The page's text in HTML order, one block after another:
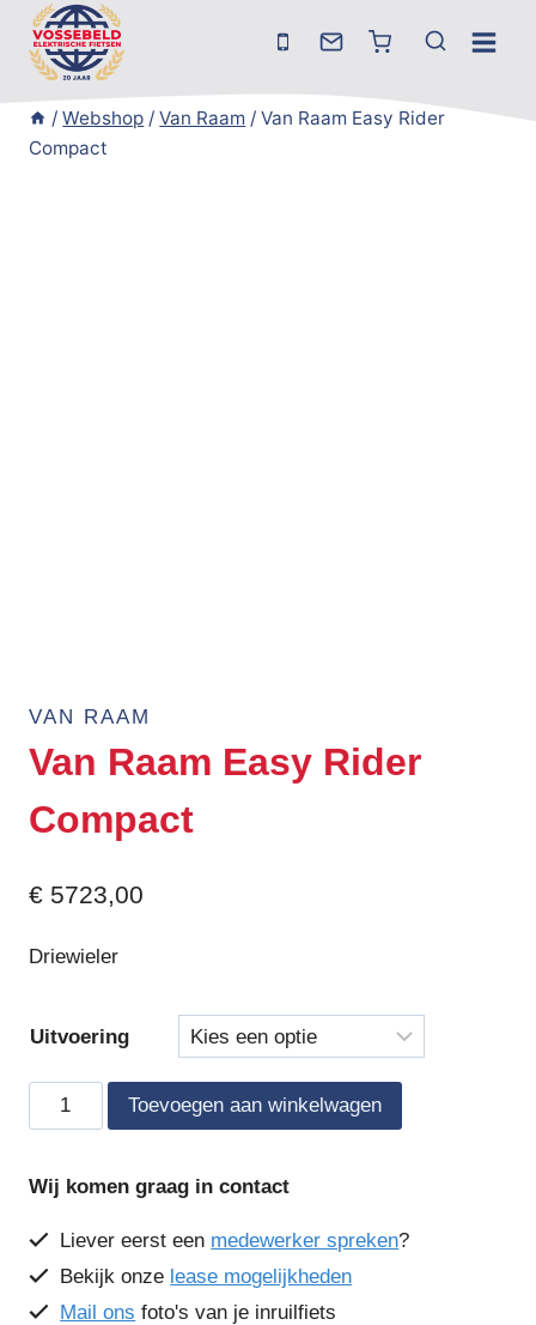
Doorgaan
naar
inhoud
/ Webshop / Van Raam / Van Raam Easy Rider
Compact
VAN RAAM
Van Raam Easy Rider
Compact
€ 5723,00
Driewieler
Uitvoering
Raam
Rider
Toevoegen aan winkelwagen
Wij komen graag in contact
Liever eerst een medewerker spreken?
Bekijk onze lease mogelijkheden
Mail ons foto's van je inruilfiets